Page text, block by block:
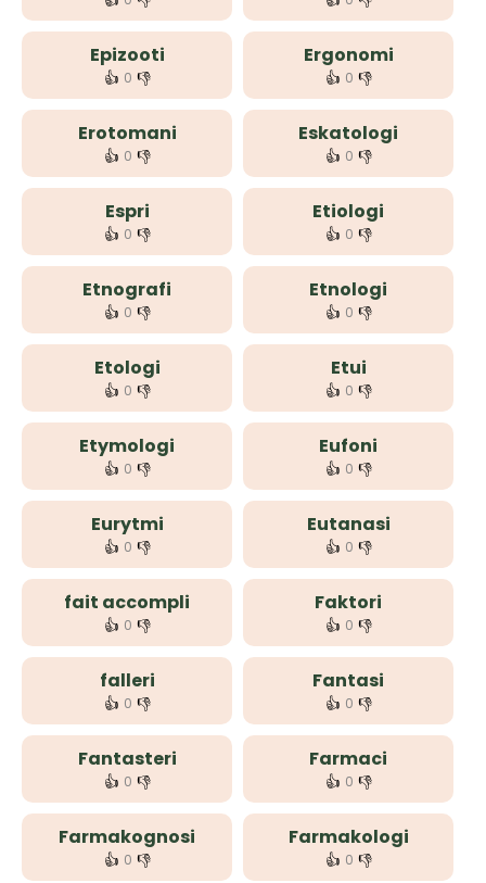
Epizooti
👍 0 👎
Ergonomi
👍 0 👎
Erotomani
👍 0 👎
Eskatologi
👍 0 👎
Espri
👍 0 👎
Etiologi
👍 0 👎
Etnografi
👍 0 👎
Etnologi
👍 0 👎
Etologi
👍 0 👎
Etui
👍 0 👎
Etymologi
👍 0 👎
Eufoni
👍 0 👎
Eurytmi
👍 0 👎
Eutanasi
👍 0 👎
fait accompli
👍 0 👎
Faktori
👍 0 👎
falleri
👍 0 👎
Fantasi
👍 0 👎
Fantasteri
👍 0 👎
Farmaci
👍 0 👎
Farmakognosi
👍 0 👎
Farmakologi
👍 0 👎